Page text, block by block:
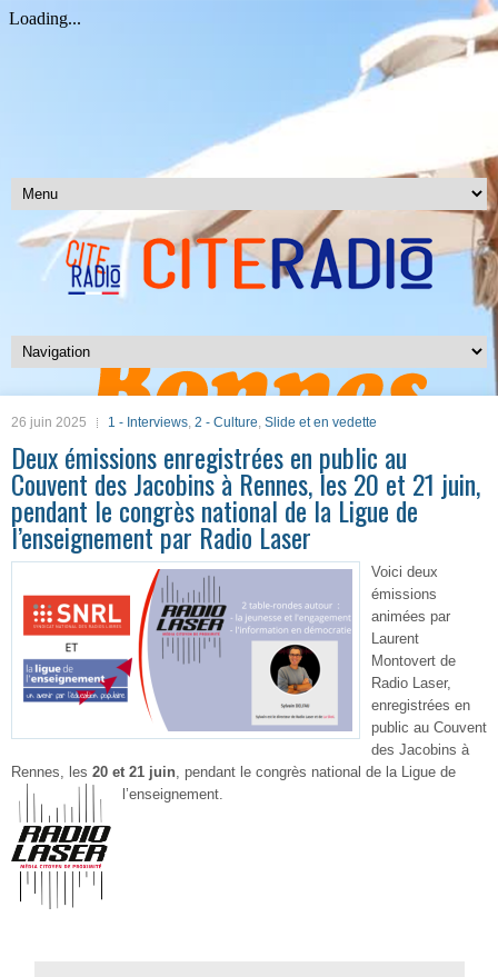
26 juin 2025 1 - Interviews, 2 - Culture, Slide et en vedette
Deux émissions enregistrées en public au
Couvent des Jacobins à Rennes, les 20 et 21 juin,
pendant le congrès national de la Ligue de
l’enseignement par Radio Laser
Voici deux
émissions
animées par
Laurent
Montovert de
Radio Laser,
enregistrées en
public au Couvent
des Jacobins à
Rennes, les 20 et 21 juin, pendant le congrès national de la Ligue de
l’enseignement.